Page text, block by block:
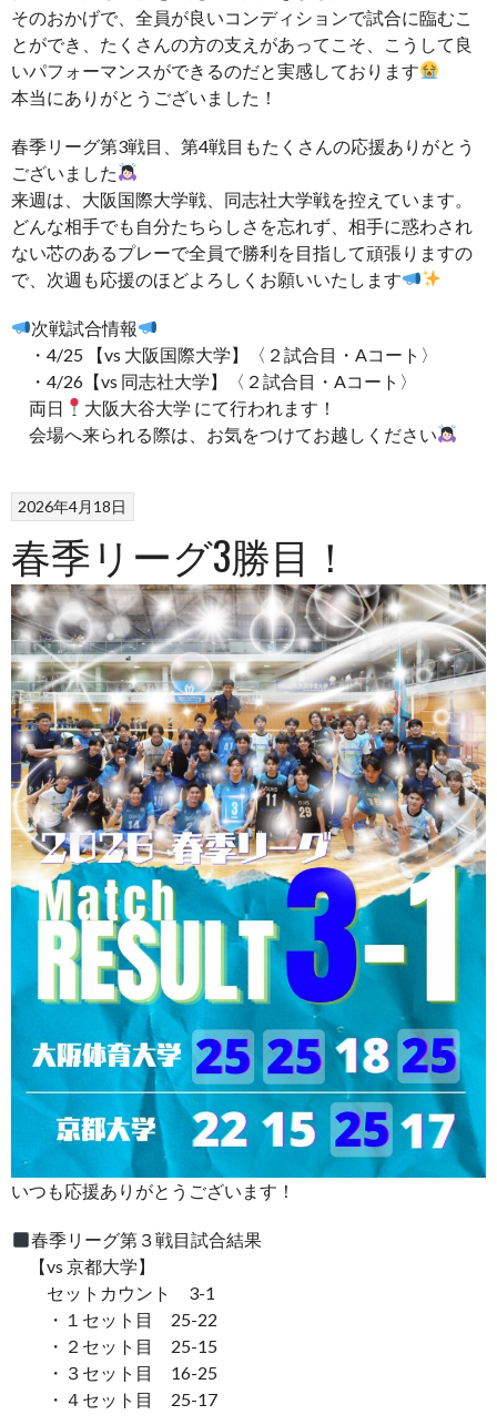
そのおかげで、全員が良いコンディションで試合に臨むこ
とができ、たくさんの方の支えがあってこそ、こうして良
いパフォーマンスができるのだと実感しております
本当にありがとうございました！
春季リーグ第3戦目、第4戦目もたくさんの応援ありがとう
ございました
来週は、大阪国際大学戦、同志社大学戦を控えています。
どんな相手でも自分たちらしさを忘れず、相手に惑わされ
ない芯のあるプレーで全員で勝利を目指して頑張りますの
で、次週も応援のほどよろしくお願いいたします
次戦試合情報
・4/25 【vs 大阪国際大学】〈２試合目・Aコート〉
・4/26【vs 同志社大学】〈２試合目・Aコート〉
両日
大阪大谷大学 にて行われます！
会場へ来られる際は、お気をつけてお越しください
2026年4月18日
春季リーグ3勝目！
いつも応援ありがとうございます！
春季リーグ第３戦目試合結果
【vs 京都大学】
セットカウント 3-1
・１セット目 25-22
・２セット目 25-15
・３セット目 16-25
・４セット目 25-17